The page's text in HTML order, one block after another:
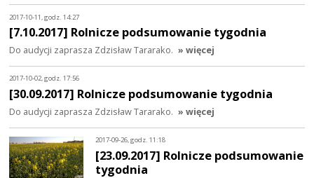
2017-10-11, godz. 14:27
[7.10.2017] Rolnicze podsumowanie tygodnia
Do audycji zaprasza Zdzisław Tararako. » więcej
2017-10-02, godz. 17:56
[30.09.2017] Rolnicze podsumowanie tygodnia
Do audycji zaprasza Zdzisław Tararako. » więcej
2017-09-26, godz. 11:18
[23.09.2017] Rolnicze podsumowanie
tygodnia